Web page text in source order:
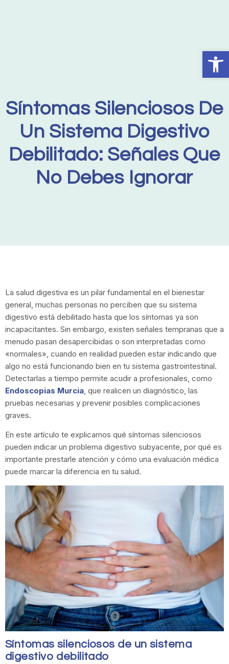
Abrir
Síntomas Silenciosos De
Un Sistema Digestivo
Debilitado: Señales Que
No Debes Ignorar
La salud digestiva es un pilar fundamental en el bienestar
general, muchas personas no perciben que su sistema
digestivo está debilitado hasta que los síntomas ya son
incapacitantes. Sin embargo, existen señales tempranas que a
menudo pasan desapercibidas o son interpretadas como
«normales», cuando en realidad pueden estar indicando que
algo no está funcionando bien en tu sistema gastrointestinal.
Detectarlas a tiempo permite acudir a profesionales, como
Endoscopias Murcia, que realicen un diagnóstico, las
pruebas necesarias y prevenir posibles complicaciones
graves.
En este artículo te explicamos qué síntomas silenciosos
pueden indicar un problema digestivo subyacente, por qué es
importante prestarle atención y cómo una evaluación médica
puede marcar la diferencia en tu salud.
Síntomas silenciosos de un sistema
digestivo debilitado